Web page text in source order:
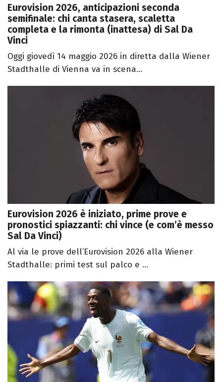
Eurovision 2026, anticipazioni seconda
semifinale: chi canta stasera, scaletta
completa e la rimonta (inattesa) di Sal Da
Vinci
Oggi giovedì 14 maggio 2026 in diretta dalla Wiener
Stadthalle di Vienna va in scena...
Eurovision 2026 è iniziato, prime prove e
pronostici spiazzanti: chi vince (e com’è messo
Sal Da Vinci)
Al via le prove dell’Eurovision 2026 alla Wiener
Stadthalle: primi test sul palco e ...